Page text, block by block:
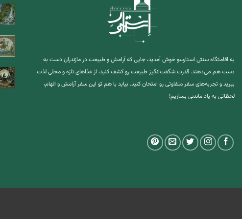
به اقامتگاه سنتی استارسو خوش آمدید، جایی که آرامش و طبیعت در مازندران دست به
دست هم می‌دهند. قدرت شگفت‌انگیز طبیعت رو کشف کنید، از غذاهای تازه و محلی لذت
ببرید و تجربه‌های سفر متفاوتی رو امتحان کنید. بیاید با هم تو این سفر آرامش و الهام،
لحظاتی به یاد ماندنی بسازیم!